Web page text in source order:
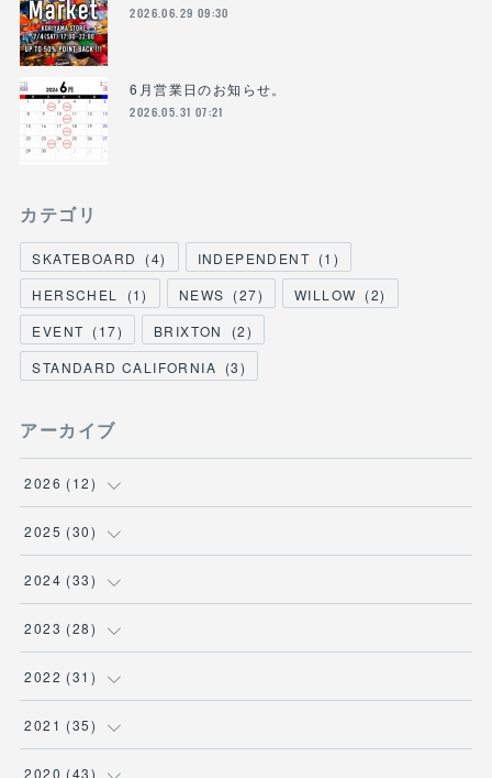
2026.06.29 09:30
6月営業日のお知らせ。
2026.05.31 07:21
カテゴリ
SKATEBOARD (4) INDEPENDENT (1 )
HERSCHEL
(1) NEWS (27) WILLOW (2)
EVENT (17) BRIXTON (2)
STANDARD CALIFORNIA (3)
アーカイブ
2026 (12)
(3)
(1)
(2)
( 1 )
2025 (30)
(5)
(3)
(2 )
( 4)
2024 (33)
(5)
(1 )
(2)
( 6 )
2023 (28)
(3 )
(2)
(2)
2022 (31 )
(1)
(3)
2021 (35)
(1)
2020 (43)